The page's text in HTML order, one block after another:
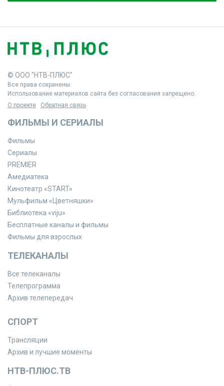
© ООО "НТВ-ПЛЮС"
Все права сохранены.
Использование материалов сайта без согласования запрещено.
О проекте
Обратная связь
ФИЛЬМЫ И СЕРИАЛЫ
Фильмы
Сериалы
PREMIER
Амедиатека
Кинотеатр «START»
Мульфильм «Цветняшки»
Библиотека «viju»
Бесплатные каналы и фильмы
Фильмы для взрослых
ТЕЛЕКАНАЛЫ
Все телеканалы
Телепрограмма
Архив телепередач
СПОРТ
Трансляции
Архив и лучшие моменты
НТВ-ПЛЮС.ТВ